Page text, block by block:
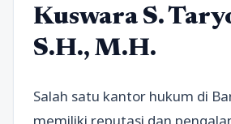
Kuswara S.
S.H., M.H.
Salah satu kantor hukum di